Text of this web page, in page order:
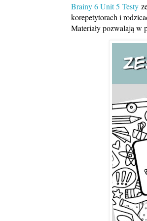
Brainy 6 Unit 5 Testy
korepetytorach i
Materiały pozwalają w